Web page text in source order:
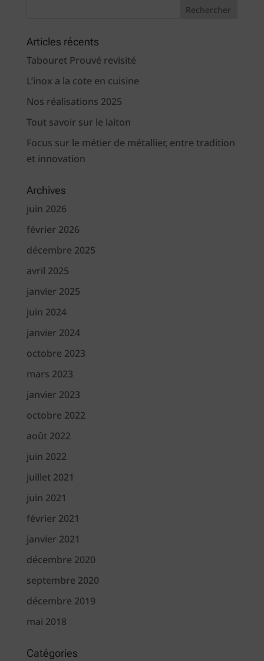
Articles récents
Tabouret Prouvé revisité
L’inox a la cote en cuisine
Nos réalisations 2025
Tout savoir sur le laiton
Focus sur le métier de métallier, entre tradition
et innovation
Archives
juin 2026
février 2026
décembre 2025
avril 2025
janvier 2025
juin 2024
janvier 2024
octobre 2023
mars 2023
janvier 2023
octobre 2022
août 2022
juin 2022
juillet 2021
juin 2021
février 2021
janvier 2021
décembre 2020
septembre 2020
décembre 2019
mai 2018
Catégories